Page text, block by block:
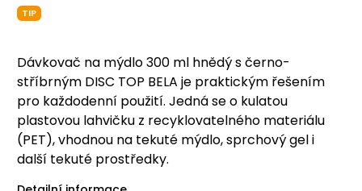
TIP
Dávkovač na mýdlo 300 ml hnědý s černo-
stříbrným DISC TOP BELA je praktickým řešením
pro každodenní použití. Jedná se o kulatou
plastovou lahvičku z recyklovatelného materiálu
(PET), vhodnou na tekuté mýdlo, sprchový gel i
další tekuté prostředky.